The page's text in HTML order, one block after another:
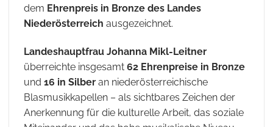
dem Ehrenpreis in Bronze des Landes
Niederösterreich ausgezeichnet.
Landeshauptfrau Johanna Mikl-Leitner
überreichte insgesamt 62 Ehrenpreise in Bronze
und 16 in Silber an niederösterreichische
Blasmusikkapellen – als sichtbares Zeichen der
Anerkennung für die kulturelle Arbeit, das soziale